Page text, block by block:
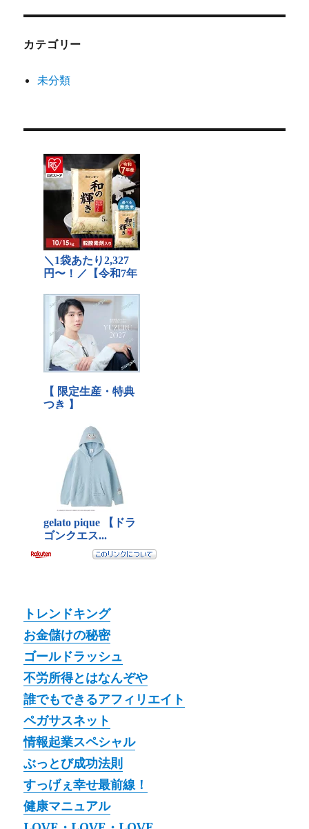
カテゴリー
未分類
トレンドキング
お金儲けの秘密
ゴールドラッシュ
不労所得とはなんぞや
誰でもできるアフィリエイト
ペガサスネット
情報起業スペシャル
ぶっとび成功法則
すっげぇ幸せ最前線！
健康マニュアル